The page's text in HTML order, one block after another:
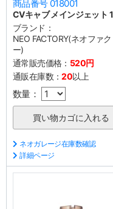
商品番号 018001
CVキャブ メインジェット
ブランド：
NEO FACTORY(ネオファク
ー)
通常販売価格： 520円
通販在庫数：20以上
数量：
ネオガレージ在庫数確認
詳細ページ